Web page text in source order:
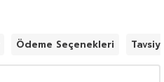
Ödeme Seçenekleri